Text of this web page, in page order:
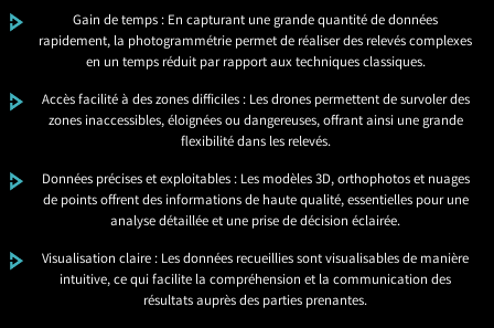
Gain de temps : En capturant une grande quantité de données
rapidement, la photogrammétrie permet de réaliser des relevés complexes
en un temps réduit par rapport aux techniques classiques.
Accès facilité à des zones difficiles : Les drones permettent de survoler des
zones inaccessibles, éloignées ou dangereuses, offrant ainsi une grande
flexibilité dans les relevés.
Données précises et exploitables : Les modèles 3D, orthophotos et nuages
de points offrent des informations de haute qualité, essentielles pour une
analyse détaillée et une prise de décision éclairée.
Visualisation claire : Les données recueillies sont visualisables de manière
intuitive, ce qui facilite la compréhension et la communication des
résultats auprès des parties prenantes.